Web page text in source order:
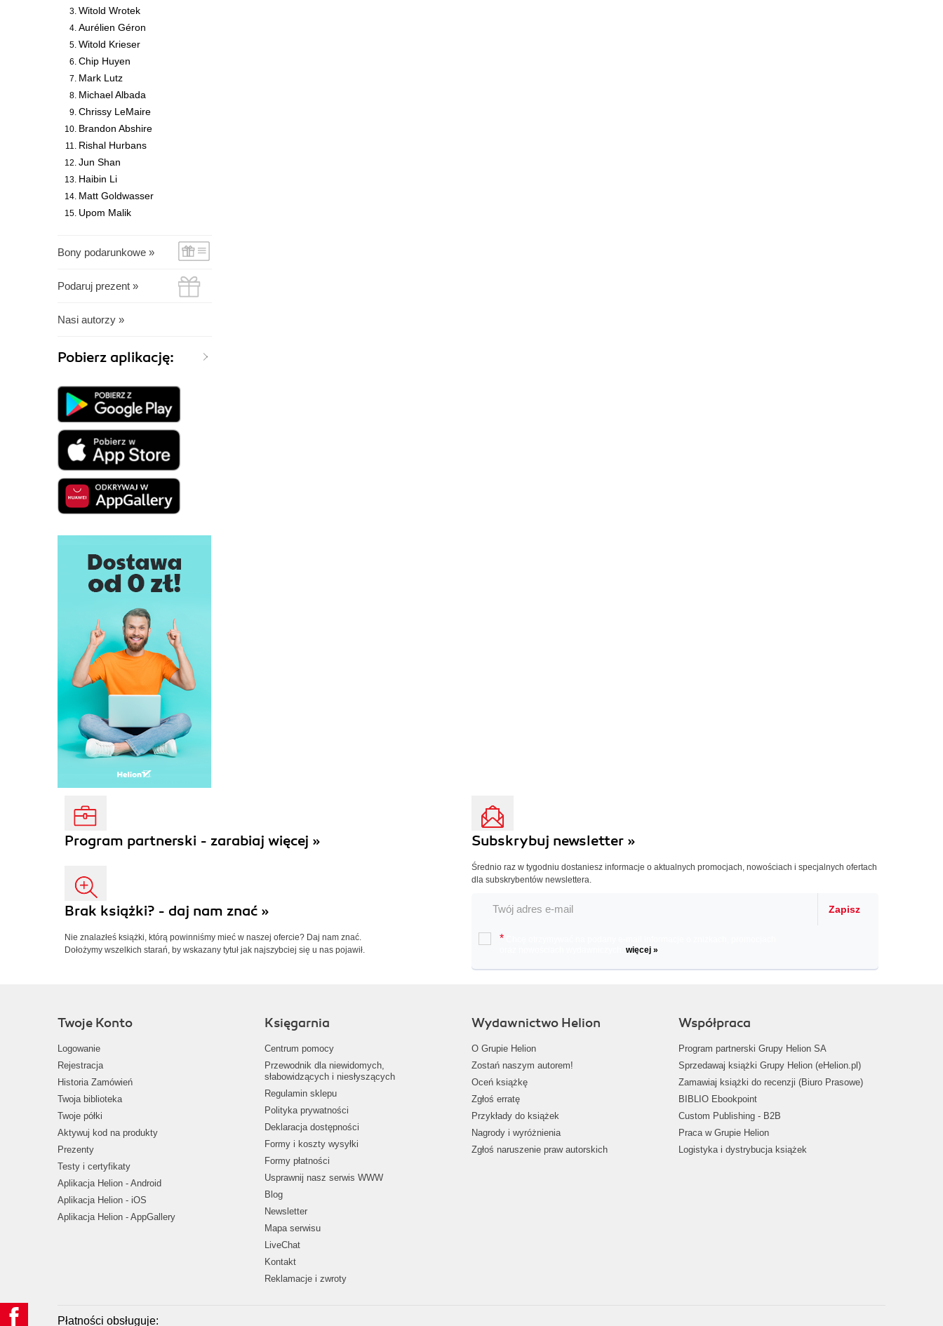
Witold Wrotek
Aurélien Géron
Witold Krieser
Chip Huyen
Mark Lutz
Michael Albada
Chrissy LeMaire
Brandon Abshire
Rishal Hurbans
Jun Shan
Haibin Li
Matt Goldwasser
Upom Malik
Bony podarunkowe »
Podaruj prezent »
Nasi autorzy »
Pobierz aplikację:
Program partnerski - zarabiaj więcej »
Brak książki? - daj nam znać »
Nie znalazłeś książki, którą powinniśmy mieć w naszej ofercie? Daj nam znać.
Dołożymy wszelkich starań, by wskazany tytuł jak najszybciej się u nas pojawił.
Subskrybuj newsletter »
Średnio raz w tygodniu dostaniesz informacje o aktualnych promocjach, nowościach i specjalnych ofertach
dla subskrybentów newslettera.
Zapisz
*
więcej »
Twoje Konto
Logowanie
Rejestracja
Historia Zamówień
Twoja biblioteka
Twoje półki
Aktywuj kod na produkty
Prezenty
Testy i certyfikaty
Aplikacja Helion - Android
Aplikacja Helion - iOS
Aplikacja Helion - AppGallery
Księgarnia
Centrum pomocy
Przewodnik dla niewidomych,
słabowidzących i niesłyszących
Regulamin sklepu
Polityka prywatności
Deklaracja dostępności
Formy i koszty wysyłki
Formy płatności
Usprawnij nasz serwis WWW
Blog
Newsletter
Mapa serwisu
LiveChat
Kontakt
Reklamacje i zwroty
Wydawnictwo Helion
O Grupie Helion
Zostań naszym autorem!
Oceń książkę
Zgłoś erratę
Przykłady do książek
Nagrody i wyróżnienia
Zgłoś naruszenie praw autorskich
Współpraca
Program partnerski Grupy Helion SA
Sprzedawaj książki Grupy Helion (eHelion.pl)
Zamawiaj książki do recenzji (Biuro Prasowe)
BIBLIO Ebookpoint
Custom Publishing - B2B
Praca w Grupie Helion
Logistyka i dystrybucja książek
Płatności obsługuje: